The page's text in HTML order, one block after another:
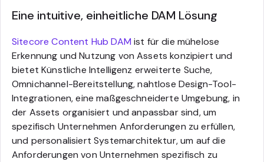
Eine intuitive, einheitliche DAM Lösung
Sitecore Content Hub DAM ist für die mühelose
Erkennung und Nutzung von Assets konzipiert und
bietet Künstliche Intelligenz erweiterte Suche,
Omnichannel-Bereitstellung, nahtlose Design-Tool-
Integrationen, eine maßgeschneiderte Umgebung, in
der Assets organisiert und anpassbar sind, um
spezifisch Unternehmen Anforderungen zu erfüllen,
und personalisiert Systemarchitektur, um auf die
Anforderungen von Unternehmen spezifisch zu